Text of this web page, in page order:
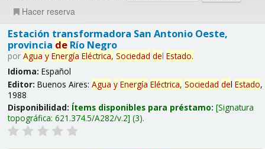
Hacer reserva
Estación transformadora San Antonio Oeste,
provincia deRío Negro
por Agua y Energía Eléctrica, Sociedad del Estado.
Idioma: Español
Editor: Buenos Aires: Agua y Energía Eléctrica, Sociedad del Estado,
1988
Disponibilidad: Ítems disponibles para préstamo: Signatura
topográfica: 621.374.5/A282/v.2 (3).